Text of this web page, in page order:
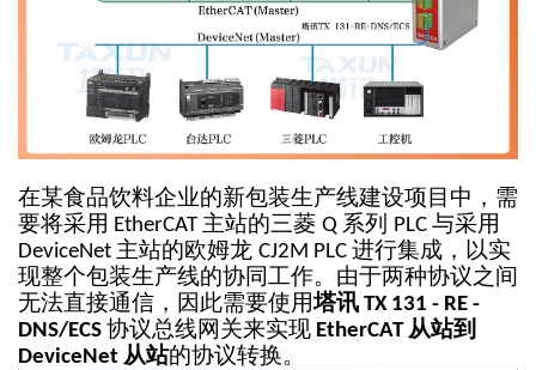
在某食品饮料企业的新包装生产线建设项目中，需
要将采用 EtherCAT 主站的三菱 Q 系列 PLC 与采用
DeviceNet 主站的欧姆龙 CJ2M PLC 进行集成，以实
现整个包装生产线的协同工作。由于两种协议之间
无法直接通信，因此需要使用塔讯 TX 131 - RE -
DNS/ECS 协议总线网关来实现 EtherCAT 从站到
DeviceNet 从站的协议转换。